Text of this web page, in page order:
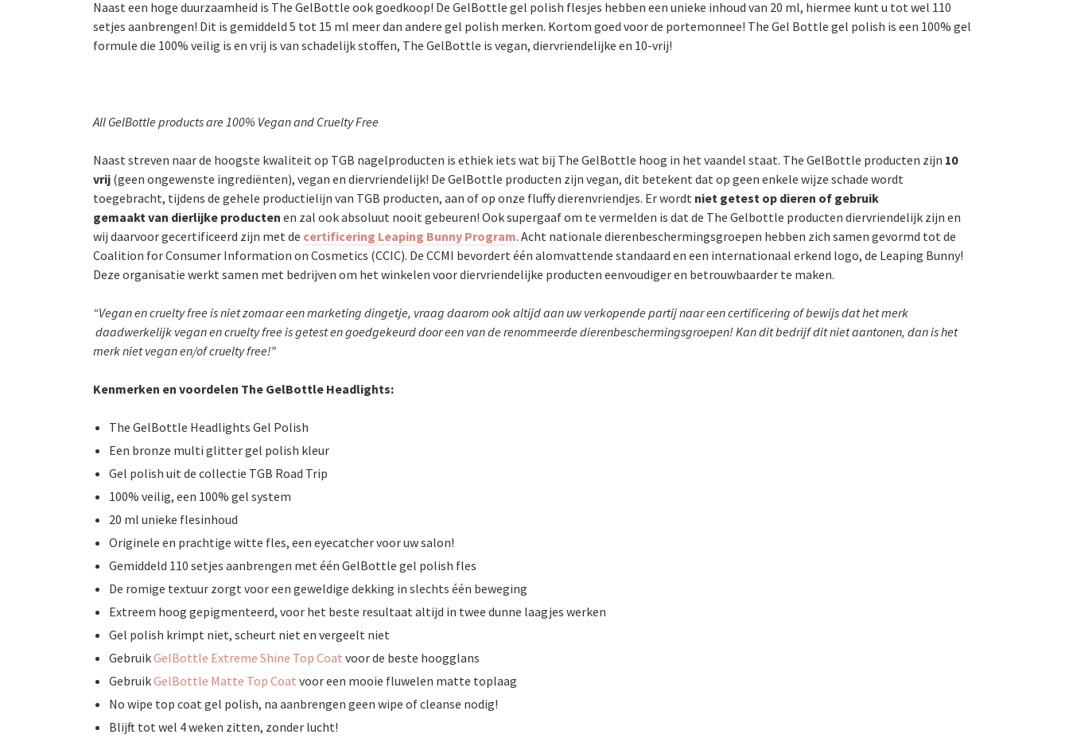
Naast een hoge duurzaamheid is The GelBottle ook goedkoop! De GelBottle gel polish flesjes hebben een unieke inhoud van 20 ml, hiermee kunt u tot wel 110
setjes aanbrengen! Dit is gemiddeld 5 tot 15 ml meer dan andere gel polish merken. Kortom goed voor de portemonnee! The Gel Bottle gel polish is een 100% gel
formule die 100% veilig is en vrij is van schadelijk stoffen, The GelBottle is vegan, diervriendelijke en 10-vrij!
All GelBottle products are 100% Vegan and Cruelty Free
Naast streven naar de hoogste kwaliteit op TGB nagelproducten is ethiek iets wat bij The GelBottle hoog in het vaandel staat. The GelBottle producten zijn 10
vrij (geen ongewenste ingrediënten), vegan en diervriendelijk! De GelBottle producten zijn vegan, dit betekent dat op geen enkele wijze schade wordt
toegebracht, tijdens de gehele productielijn van TGB producten, aan of op onze fluffy dierenvriendjes. Er wordt niet getest op dieren of gebruik
gemaakt van dierlijke producten en zal ook absoluut nooit gebeuren! Ook supergaafom te vermelden is dat de The Gelbottle producten diervriendelijk zijn en
wij daarvoor gecertificeerd zijn met de certificering Leaping Bunny Program. Acht nationale dierenbeschermingsgroepen hebben zich samen gevormd tot de
Coalition for Consumer Information on Cosmetics (CCIC). De CCMI bevordert één alomvattende standaard en een internationaal erkend logo, de Leaping Bunny!
Deze organisatie werkt samen met bedrijven om het winkelen voor diervriendelijke producten eenvoudiger en betrouwbaarder te maken.
“Vegan en cruelty free is niet zomaar een marketing dingetje, vraag daarom ook altijd aan uw verkopende partij naar een certificering of bewijs dat het merk
daadwerkelijk vegan en cruelty free is getest en goedgekeurd door een van de renommeerde dierenbeschermingsgroepen! Kan dit bedrijf dit niet aantonen, dan is het
merk niet vegan en/of cruelty free!”
Kenmerken en voordelen The GelBottle Headlights:
The GelBottle Headlights Gel Polish
Een bronze multi glitter gel polish kleur
Gel polish uit de collectie TGB Road Trip
100% veilig, een 100% gel system
20 ml unieke flesinhoud
Originele en prachtige witte fles, een eyecatcher voor uw salon!
Gemiddeld 110 setjes aanbrengen met één GelBottle gel polish fles
De romige textuur zorgt voor een geweldige dekking in slechts één beweging
Extreem hoog gepigmenteerd, voor het beste resultaat altijd in twee dunne laagjes werken
Gel polish krimpt niet, scheurt niet en vergeelt niet
GebruikGelBottle Extreme Shine Top Coat voor de beste hoogglans
GebruikGelBottle Matte Top Coat voor een mooie fluwelen matte toplaag
No wipe top coat gel polish, na aanbrengen geen wipe of cleanse nodig!
Blijft tot wel 4 weken zitten, zonder lucht!